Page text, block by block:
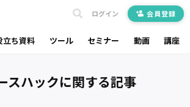
立ち資料 ツール セミナー 動画 講座
ログイン 会員登録
スハックに関する記事